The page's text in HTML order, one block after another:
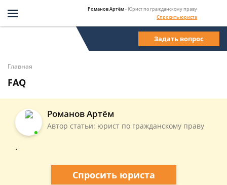
Романов Артём- Юрист по гражданскому праву
Спросить юриста
Задать вопрос
Главная
FAQ
Романов Артём
Автор статьи: юрист по гражданскому праву
.
Спросить юриста